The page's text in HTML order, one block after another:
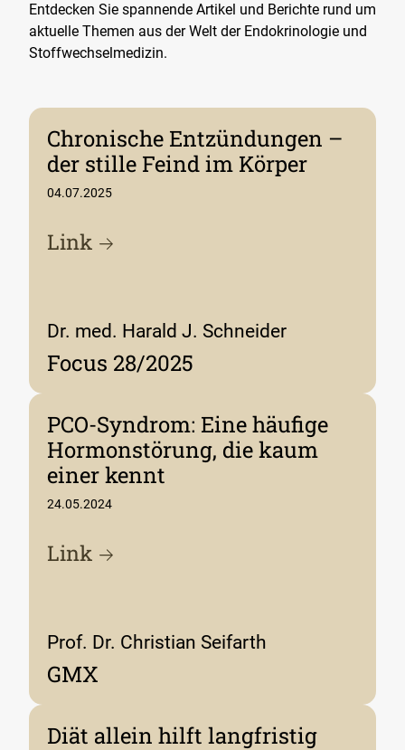
Entdecken Sie spannende Artikel und Berichte rund um
aktuelle Themen aus der Welt der Endokrinologie und
Stoffwechselmedizin.
Chronische Entzündungen –
der stille Feind im Körper
04.07.2025
Link
Dr. med. Harald J. Schneider
Focus 28/2025
PCO-Syndrom: Eine häufige
Hormonstörung, die kaum
einer kennt
24.05.2024
Link
Prof. Dr. Christian Seifarth
GMX
Diät allein hilft langfristig